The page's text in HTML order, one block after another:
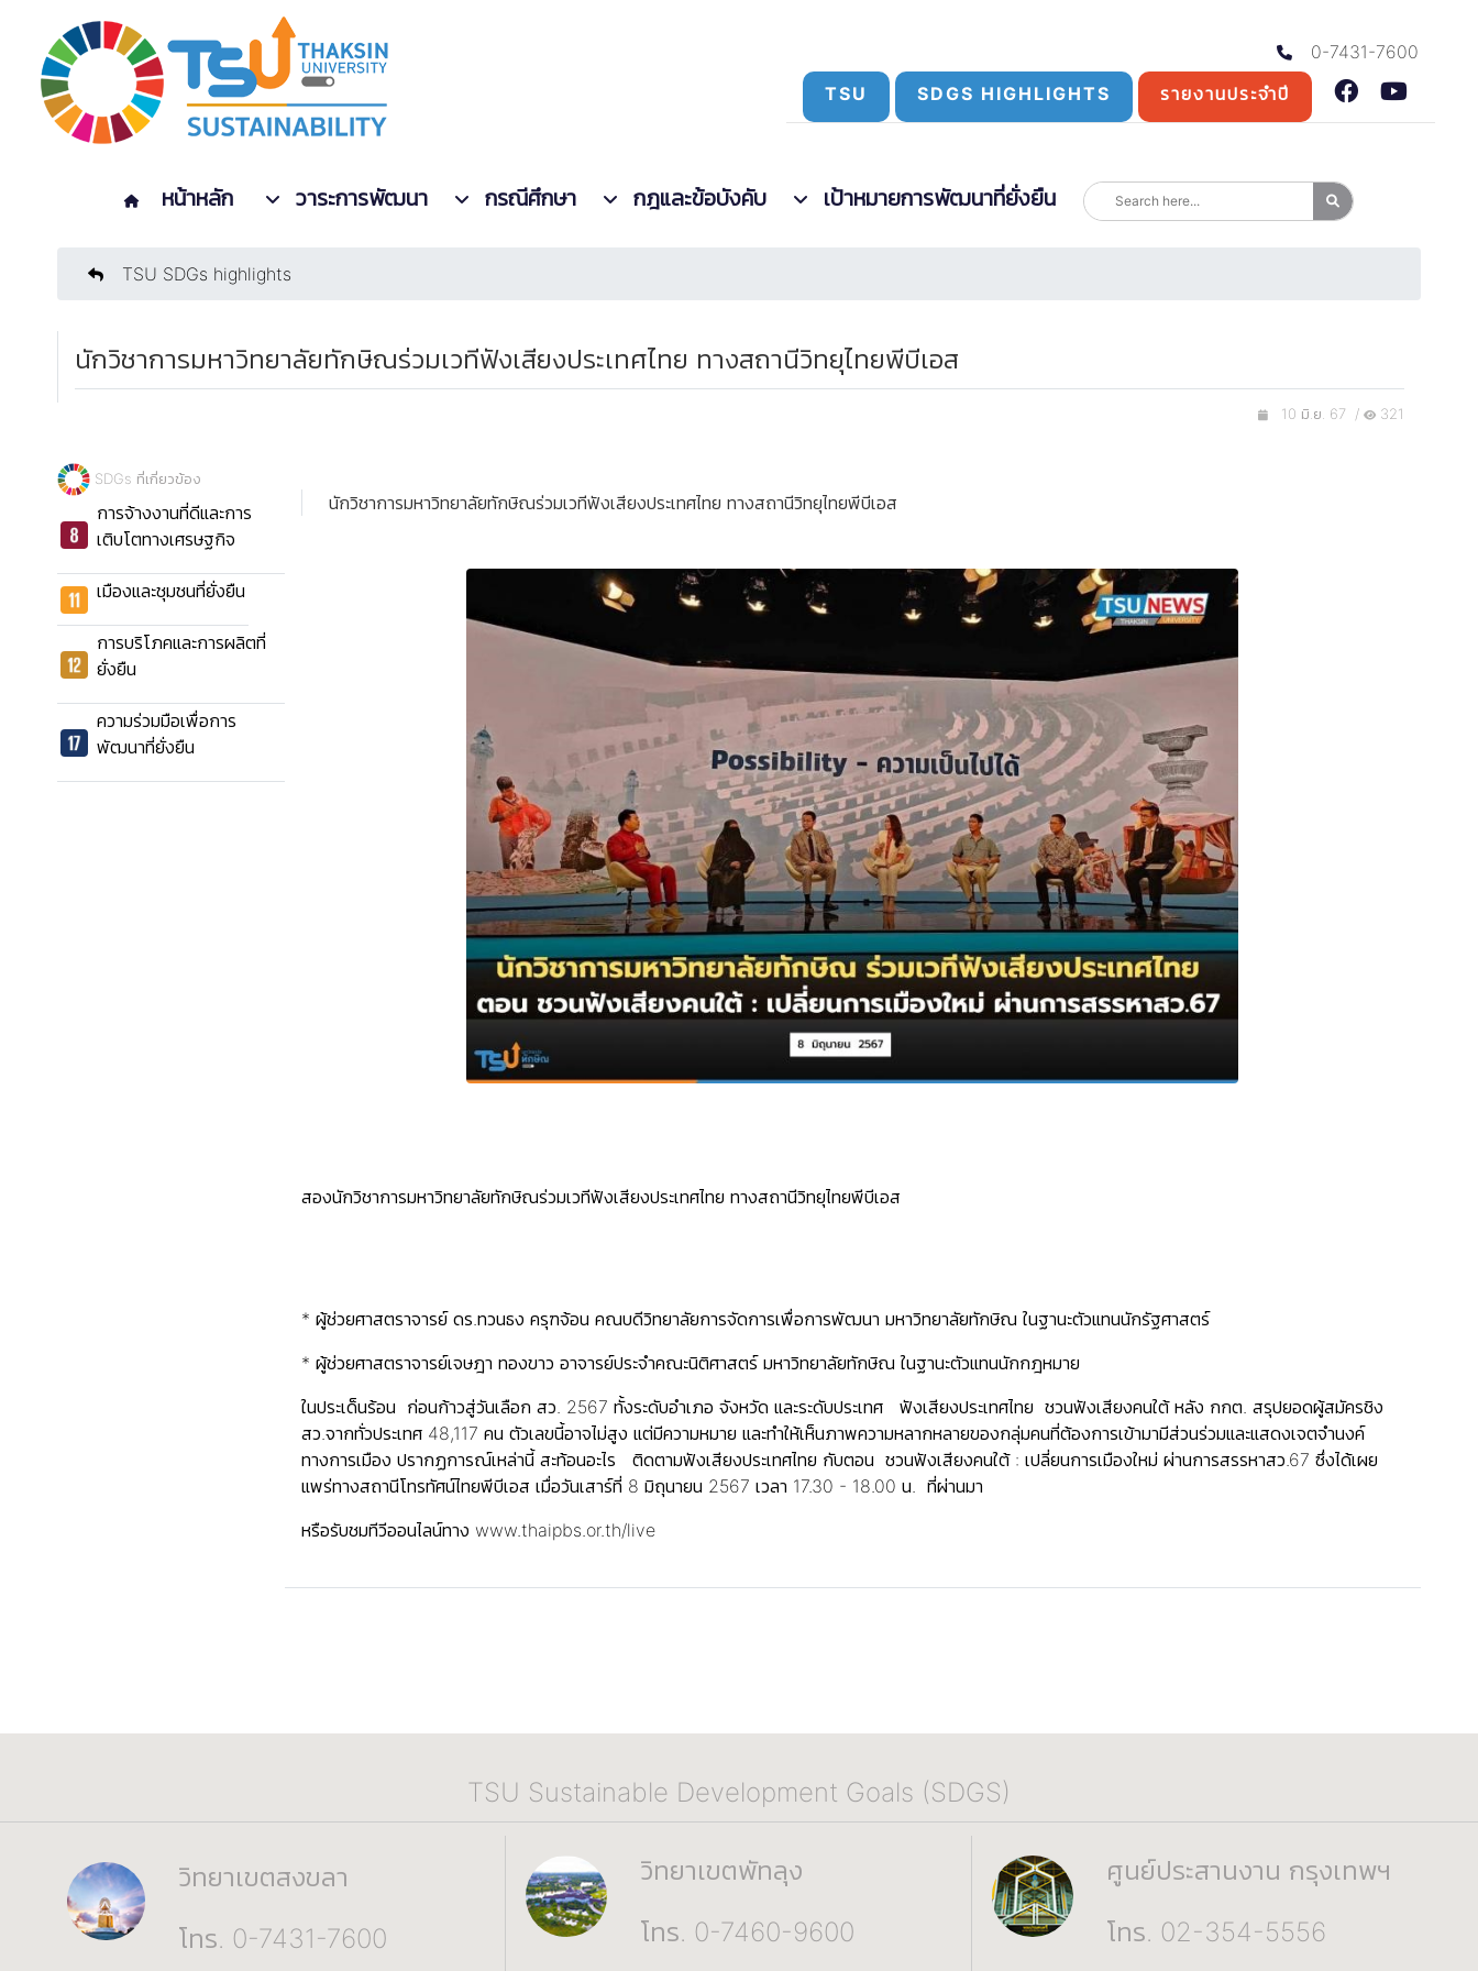
0-7431-7600
TSU
SDGS HIGHLIGHTS รายงานประจำปี
หน้าหลัก วาระการพัฒนา กรณีศึกษา กฎและข้อบังคับ เป้าหมายการพัฒนาที่ยั่งยืน
TSU SDGs highlights
นักวิชาการมหาวิทยาลัยทักษิณร่วมเวทีฟังเสียงประเทศไทย ทางสถานีวิทยุไทยพีบีเอส
10 มิ.ย. 67 / 321
SDGs ที่เกี่ยวข้อง
การจ้างงานที่ดีและการ
เติบโตทางเศรษฐกิจ
เมืองและชุมชนที่ยั่งยืน
การบริโภคและการผลิตที่
ยั่งยืน
ความร่วมมือเพื่อการ
พัฒนาที่ยั่งยืน
นักวิชาการมหาวิทยาลัยทักษิณร่วมเวทีฟังเสียงประเทศไทย ทางสถานีวิทยุไทยพีบีเอส
สองนักวิชาการมหาวิทยาลัยทักษิณร่วมเวทีฟังเสียงประเทศไทย ทางสถานีวิทยุไทยพีบีเอส
* ผู้ช่วยศาสตราจารย์ ดร.ทวนธง ครุฑจ้อน คณบดีวิทยาลัยการจัดการเพื่อการพัฒนา มหาวิทยาลัยทักษิณ ในฐานะตัวแทนนักรัฐศาสตร์
* ผู้ช่วยศาสตราจารย์เจษฎา ทองขาว อาจารย์ประจำคณะนิติศาสตร์ มหาวิทยาลัยทักษิณ ในฐานะตัวแทนนักกฎหมาย
ในประเด็นร้อน ก่อนก้าวสู่วันเลือก สว. 2567 ทั้งระดับอำเภอ จังหวัด และระดับประเทศ ฟังเสียงประเทศไทย ชวนฟังเสียงคนใต้ หลัง กกต. สรุปยอดผู้สมัครชิง
สว.จากทั่วประเทศ 48,117 คน ตัวเลขนี้อาจไม่สูง แต่มีความหมาย และทำให้เห็นภาพความหลากหลายของกลุ่มคนที่ต้องการเข้ามามีส่วนร่วมและแสดงเจตจำนงค์
ทางการเมือง ปรากฏการณ์เหล่านี้ สะท้อนอะไร ติดตามฟังเสียงประเทศไทย กับตอน ชวนฟังเสียงคนใต้ : เปลี่ยนการเมืองใหม่ ผ่านการสรรหาสว.67 ซึ่งได้เผย
แพร่ทางสถานีโทรทัศน์ไทยพีบีเอส เมื่อวันเสาร์ที่ 8 มิถุนายน 2567 เวลา 17.30 - 18.00 น. ที่ผ่านมา
หรือรับชมทีวีออนไลน์ทาง www.thaipbs.or.th/live
TSU Sustainable Development Goals (SDGS)
วิทยาเขตสงขลา
โทร. 0-7431-7600
วิทยาเขตพัทลุง
โทร. 0-7460-9600
ศูนย์ประสานงาน กรุงเทพฯ
โทร. 02-354-5556